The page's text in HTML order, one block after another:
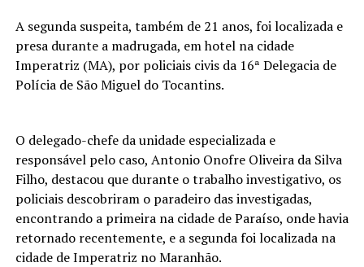
A segunda suspeita, também de 21 anos, foi localizada e
presa durante a madrugada, em hotel na cidade
Imperatriz (MA), por policiais civis da 16ª Delegacia de
Polícia de São Miguel do Tocantins.
O delegado-chefe da unidade especializada e
responsável pelo caso, Antonio Onofre Oliveira da Silva
Filho, destacou que durante o trabalho investigativo, os
policiais descobriram o paradeiro das investigadas,
encontrando a primeira na cidade de Paraíso, onde havia
retornado recentemente, e a segunda foi localizada na
cidade de Imperatriz no Maranhão.